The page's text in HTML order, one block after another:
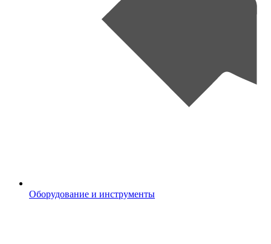
Оборудование и инструменты